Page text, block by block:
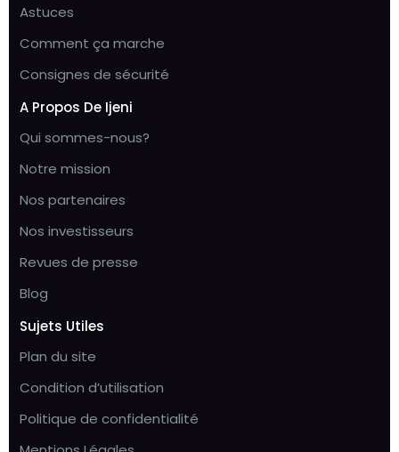
Astuces
Comment ça marche
Consignes de sécurité
A Propos De Ijeni
Qui sommes-nous?
Notre mission
Nos partenaires
Nos investisseurs
Revues de presse
Blog
Sujets Utiles
Plan du site
Condition d’utilisation
Politique de confidentialité